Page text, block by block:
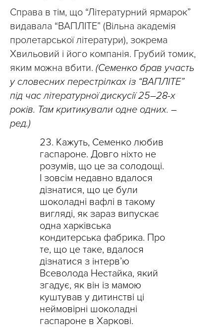
Справа в тім, що “Літературний ярмарок”
видавала “ВАПЛІТЕ” (Вільна академія
пролетарської літератури), зокрема
Хвильовий і його компанія. Грубий томик,
яким можна вбити. (Семенко брав участь
у словесних перестрілках із “ВАПЛІТЕ”
під час літературної дискусії 25–28-х
років. Там критикували одне одних. –
ред.)
Кажуть, Семенко любив
гаспароне. Довго ніхто не
розумів, що це за солодощі.
І зовсім недавно вдалося
дізнатися, що це були
шоколадні вафлі в такому
вигляді, як зараз випускає
одна харківська
кондитерська фабрика. Про
те, що це таке, вдалося
дізнатися з інтерв’ю
Всеволода Нестайка, який
згадує, як він із мамою
куштував у дитинстві ці
неймовірні шоколадні
гаспароне в Харкові.